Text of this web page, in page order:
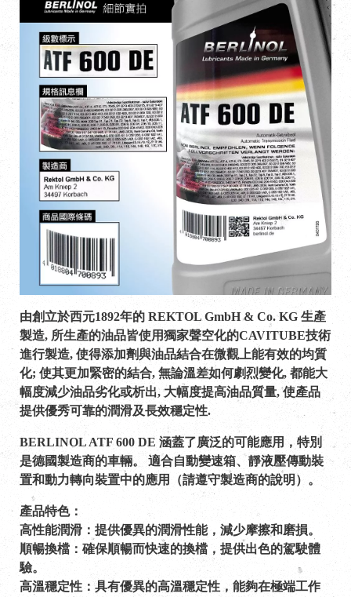
由創立於西元1892年的 REKTOL GmbH & Co. KG 生產
製造, 所生產的油品皆使用獨家聲空化的CAVITUBE技術
進行製造, 使得添加劑與油品結合在微觀上能有效的均質
化; 使其更加緊密的結合, 無論溫差如何劇烈變化, 都能大
幅度減少油品劣化或析出, 大幅度提高油品質量, 使產品
提供優秀可靠的潤滑及長效穩定性.
BERLINOL ATF 600 DE 涵蓋了廣泛的可能應用，特別
是德國製造商的車輛。 適合自動變速箱、靜液壓傳動裝
置和動力轉向裝置中的應用（請遵守製造商的說明）。
產品特色：
高性能潤滑：提供優異的潤滑性能，減少摩擦和磨損。
順暢換檔：確保順暢而快速的換檔，提供出色的駕駛體
驗。
高溫穩定性：具有優異的高溫穩定性，能夠在極端工作